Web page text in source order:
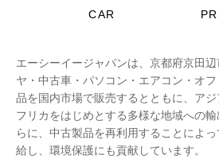
CAR
エーシーイージャパンは、京都府京田
ヤ・中古車・パソコン・エアコン・オ
品を国内市場で販売するとともに、ア
フリカをはじめとする多様な地域への
らに、中古製品を再利用することによ
給し、環境保護にも貢献しています。